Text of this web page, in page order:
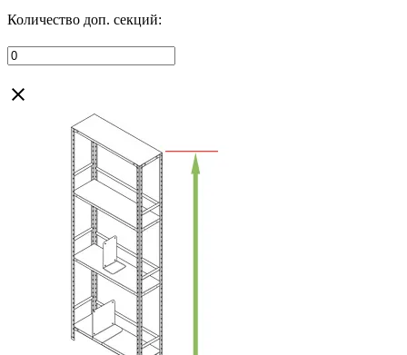
Количество доп. секций: